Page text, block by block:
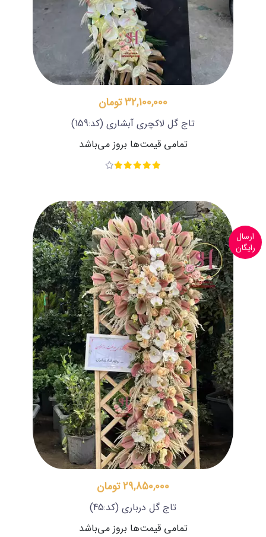
32,100,000 تومان
تاج گل لاکچری آبشاری (کد:159)
تمامی قیمت‌ها بروز می‌باشد
ارسال
رایگان
29,850,000 تومان
تاج گل درباری (کد:45)
تمامی قیمت‌ها بروز می‌باشد